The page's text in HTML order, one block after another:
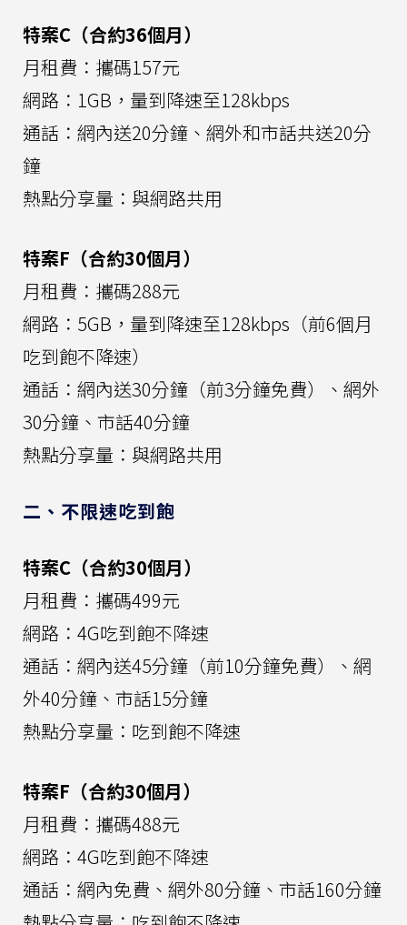
特案C（合約36個月）
月租費：攜碼157元
網路：1GB，量到降速至128kbps
通話：網內送20分鐘、網外和市話共送20分
鐘
熱點分享量：與網路共用
特案F（合約30個月）
月租費：攜碼288元
網路：5GB，量到降速至128kbps（前6個月
吃到飽不降速）
通話：網內送30分鐘（前3分鐘免費）、網外
30分鐘、市話40分鐘
熱點分享量：與網路共用
二、不限速吃到飽
特案C（合約30個月）
月租費：攜碼499元
網路：4G吃到飽不降速
通話：網內送45分鐘（前10分鐘免費）、網
外40分鐘、市話15分鐘
熱點分享量：吃到飽不降速
特案F（合約30個月）
月租費：攜碼488元
網路：4G吃到飽不降速
通話：網內免費、網外80分鐘、市話160分鐘